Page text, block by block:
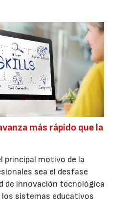
más rápido que la
principal motivo de la
sea el desfase
de innovación tecnológica
los sistemas educativos